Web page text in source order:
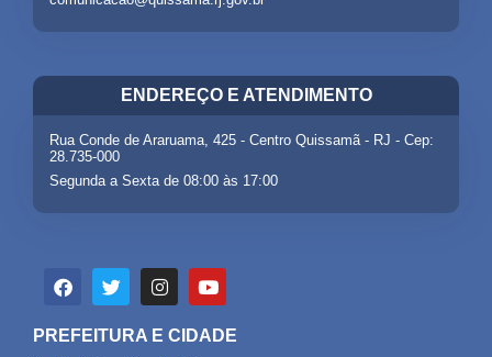
ENDEREÇO E ATENDIMENTO
Rua Conde de Araruama, 425 - Centro Quissamã - RJ - Cep:
28.735-000
Segunda a Sexta de 08:00 às 17:00
PREFEITURA E CIDADE